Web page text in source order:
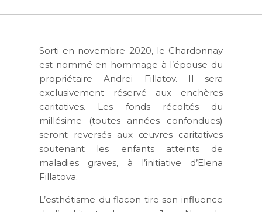
Sorti en novembre 2020, le Chardonnay
est nommé en hommage à l’épouse du
propriétaire Andrei Fillatov. Il sera
exclusivement réservé aux enchères
caritatives. Les fonds récoltés du
millésime (toutes années confondues)
seront reversés aux œuvres caritatives
soutenant les enfants atteints de
maladies graves, à l’initiative d’Elena
Fillatova.
L’esthétisme du flacon tire son influence